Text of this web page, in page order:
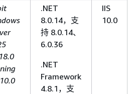
.NET
8.0.14，支
持 8.0.14、
6.0.36
.NET
Framework
4.8.1，支
IIS
10.0